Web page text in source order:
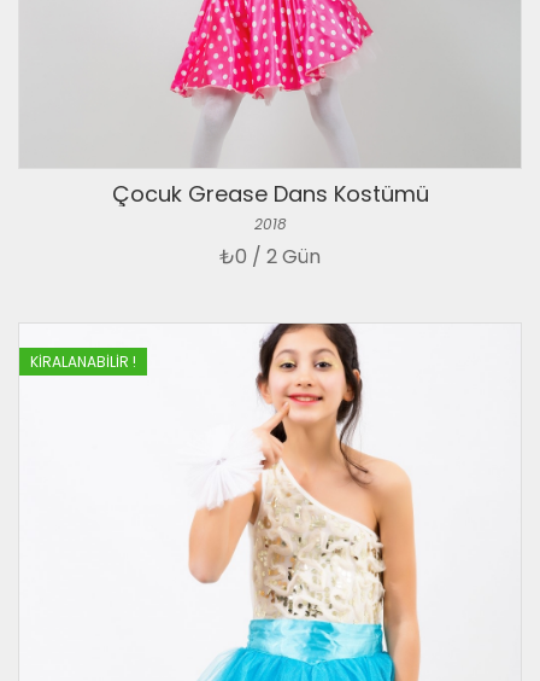
Çocuk Grease Dans Kostümü
2018
₺0 / 2 Gün
KIRALANABILIR !